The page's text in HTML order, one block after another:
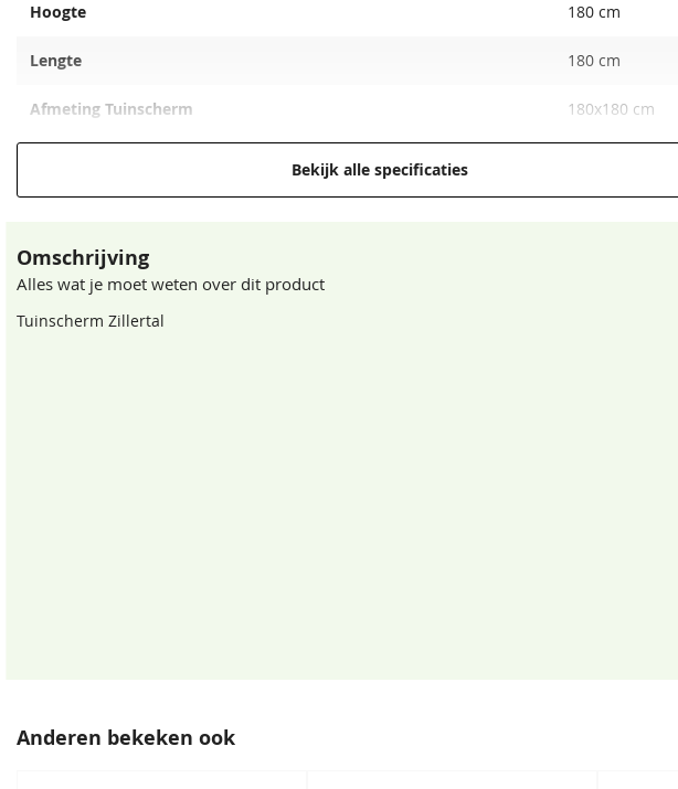
Hoogte 180 cm
Lengte 180 cm
Afmeting Tuinscherm 180x180 cm
Bekijk alle specificaties
Omschrijving
Alles wat je moet weten over dit product
Tuinscherm Zillertal
Anderen bekeken ook